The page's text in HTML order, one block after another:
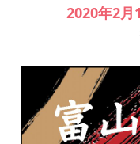
2020年2月